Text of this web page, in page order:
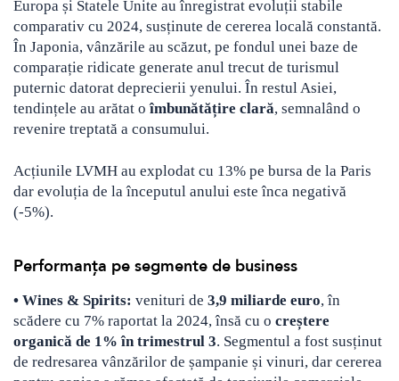
Europa și Statele Unite au înregistrat evoluții stabile
comparativ cu 2024, susținute de cererea locală constantă.
În Japonia, vânzările au scăzut, pe fondul unei baze de
comparație ridicate generate anul trecut de turismul
puternic datorat deprecierii yenului. În restul Asiei,
tendințele au arătat oîmbunătățire clară, semnalând o
revenire treptată a consumului.
Acțiunile LVMH au explodat cu 13% pe bursa de la Paris
dar evoluția de la începutul anului este înca negativă
(-5%).
Performanța pe segmente de business
• Wines & Spirits: venituri de 3,9 miliarde euro, în
scădere cu 7% raportat la 2024, însă cu o creștere
organică de 1% în trimestrul 3. Segmentul a fost susținut
de redresarea vânzărilor de șampanie și vinuri, dar cererea